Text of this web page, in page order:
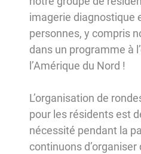
imagerie diagnostique
personnes, y compris
dans un programme à
l’Amérique du Nord !
L’organisation de
pour les résidents est
nécessité pendant la
continuons